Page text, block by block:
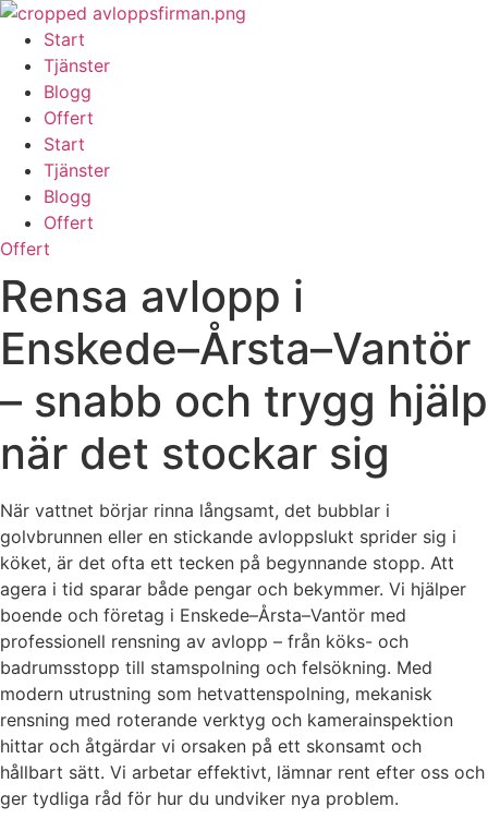
Skip
content
Start
Tjänster
Blogg
Offert
Start
Tjänster
Blogg
Offert
Offert
Rensa avlopp i
Enskede–Årsta–Vantör
– snabb och trygg hjälp
när det stockar sig
När vattnet börjar rinna långsamt, det bubblar i
golvbrunnen eller en stickande avloppslukt sprider sig i
köket, är det ofta ett tecken på begynnande stopp. Att
agera i tid sparar både pengar och bekymmer. Vi hjälper
boende och företag i Enskede–Årsta–Vantör med
professionell rensning av avlopp – från köks- och
badrumsstopp till stamspolning och felsökning. Med
modern utrustning som hetvattenspolning, mekanisk
rensning med roterande verktyg och kamerainspektion
hittar och åtgärdar vi orsaken på ett skonsamt och
hållbart sätt. Vi arbetar effektivt, lämnar rent efter oss och
ger tydliga råd för hur du undviker nya problem.